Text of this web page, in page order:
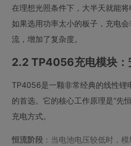
在理想光照条件下，大半天就能
如果选用功率太小的板子，充电
流，增加了复杂度。
2.2 TP4056充电模块：
TP4056是一颗非常经典的线性锂
的首选。它的核心工作原理是“先
充电方式。
恒流阶段 ：当电池电压较低时，